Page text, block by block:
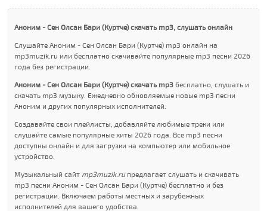
Аноним - Сен Олсан Бари (Куртче) скачать mp3, слушать онлайн
Слушайте Аноним - Сен Олсан Бари (Куртче) mp3 онлайн на
mp3muzik.ru или бесплатно скачивайте популярные mp3 песни 2026
года без регистрации.
Аноним - Сен Олсан Бари (Куртче) скачать mp3 бесплатно, слушать и
скачать mp3 музыку. Ежедневно обновляемые новые mp3 песни
Аноним и других популярных исполнителей.
Создавайте свои плейлисты, добавляйте любимые треки или
слушайте самые популярные хиты 2026 года. Все mp3 песни
доступны онлайн и для загрузки на компьютер или мобильное
устройство.
Музыкальный сайт mp3muzik.ruпредлагает слушать и скачивать
mp3 песни Аноним - Сен Олсан Бари (Куртче) бесплатно и без
регистрации. Включаем работы местных и зарубежных
исполнителей для вашего удобства.